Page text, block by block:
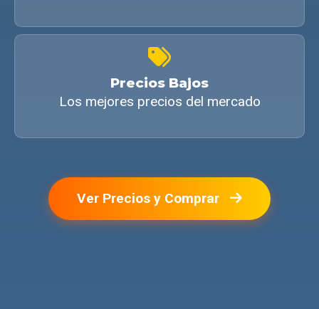
Precios Bajos
Los mejores precios del mercado
Ver Precios y Comprar